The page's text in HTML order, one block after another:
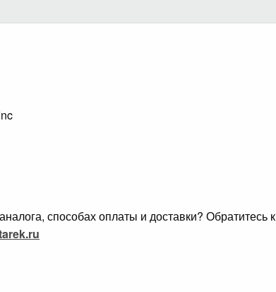
способах оплаты и доставки? Обратитесь к